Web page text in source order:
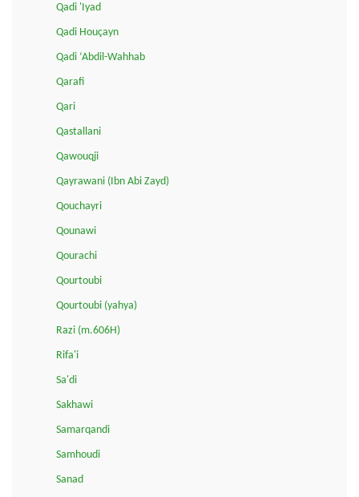
Qadi 'Iyad
Qadi Houçayn
Qadi ‘Abdil-Wahhab
Qarafi
Qari
Qastallani
Qawouqji
Qayrawani (Ibn Abi Zayd)
Qouchayri
Qounawi
Qourachi
Qourtoubi
Qourtoubi (yahya)
Razi (m.606H)
Rifa'i
Sa'di
Sakhawi
Samarqandi
Samhoudi
Sanad